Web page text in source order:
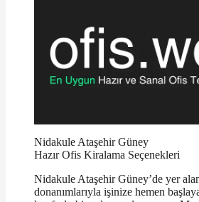
Nidakule Ataşehir Güney
Hazır Ofis Kiralama Seçenekleri
Nidakule Ataşehir Güney’de yer
donanımlarıyla işinize hemen